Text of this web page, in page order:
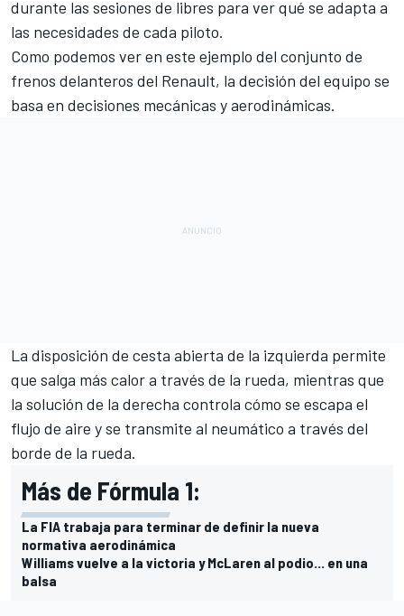
durante las sesiones de libres para ver qué se adapta a
las necesidades de cada piloto.
Como podemos ver en este ejemplo del conjunto de
frenos delanteros del Renault, la decisión del equipo se
basa en decisiones mecánicas y aerodinámicas.
La disposición de cesta abierta de la izquierda permite
que salga más calor a través de la rueda, mientras que
la solución de la derecha controla cómo se escapa el
flujo de aire y se transmite al neumático a través del
borde de la rueda.
Más de Fórmula 1:
La FIA trabaja para terminar de definir la nueva
normativa aerodinámica
Williams vuelve a la victoria y McLaren al podio... en una
balsa